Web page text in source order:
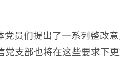
员们提出了一系列整改
支部也将在这些要求下